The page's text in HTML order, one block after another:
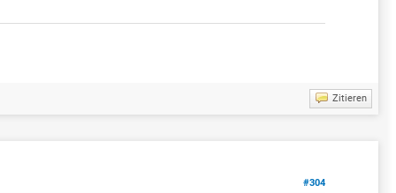
Zitieren
#304